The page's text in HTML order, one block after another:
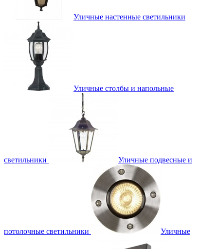
Уличные настенные светильники
Уличные столбы и напольные
светильники Уличные подвесные и
потолочные светильники Уличные